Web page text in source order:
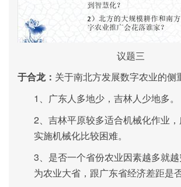
议题三
于合龙： 关于南北方发展数字农业的侧
1、 广东人多地少，吉林人少地多。
2、
吉林平原较多适合机械化作业
实施机械化比较困难。
3、
是否一个省份农业因素越多就
为农业大省，跟广东省经济差距是